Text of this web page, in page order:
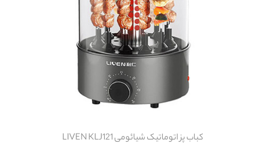
کباب پز اتوماتیک شیائومی LIVEN KLJ121